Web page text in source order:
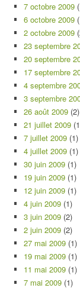
7 octobre 2009
6 octobre 2009
2 octobre 2009
23 septembre
20 septembre
17 septembre
4 septembre
3 septembre
26 août 2009 (2)
21 juillet 2009
7 juillet 2009 (1)
4 juillet 2009 (1)
30 juin 2009 (1)
19 juin 2009 (1)
12 juin 2009 (1)
4 juin 2009 (1)
3 juin 2009 (2)
2 juin 2009 (2)
27 mai 2009 (1)
19 mai 2009 (1)
11 mai 2009 (1)
7 mai 2009 (1)